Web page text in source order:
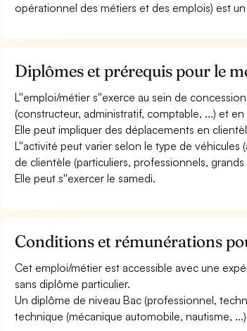
opérationnel des métiers et des emplois) est
Diplômes et prérequis pour le
L''emploi/métier s''exerce au sein de
(constructeur, administratif, comptable, ...) et
Elle peut impliquer des déplacements en
L''activité peut varier selon le type de véhicules
de clientèle (particuliers, professionnels,
Elle peut s''exercer le samedi.
Conditions et rémunérations
Cet emploi/métier est accessible avec une
sans diplôme particulier.
Un diplôme de niveau Bac (professionnel,
technique (mécanique automobile, nautisme,